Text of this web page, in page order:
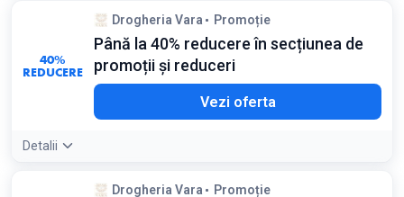
Valabil doar pentru produsele Herbagetica selectate
40%
REDUCERE
Drogheria Vara Promoție
Până la 40% reducere în secțiunea de
promoții și reduceri
Vezi oferta
Detalii
Detaliile ofertei: Verificați periodic această secțiune pentru
Drogheria Vara Promoție